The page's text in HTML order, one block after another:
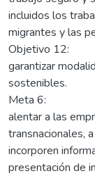
incluidos los
migrantes y las
Objetivo 12:
garantizar
sostenibles.
Meta 6:
alentar a las
transnacionales,
incorporen
presentación de